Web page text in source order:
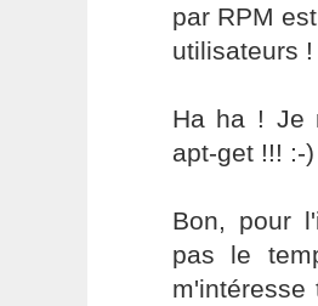
par RPM
utilisateurs !
Ha ha ! Je
apt-get !!! :-)
Bon, pour
pas le